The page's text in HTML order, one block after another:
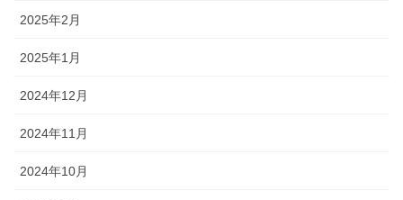
2025年2月
2025年1月
2024年12月
2024年11月
2024年10月